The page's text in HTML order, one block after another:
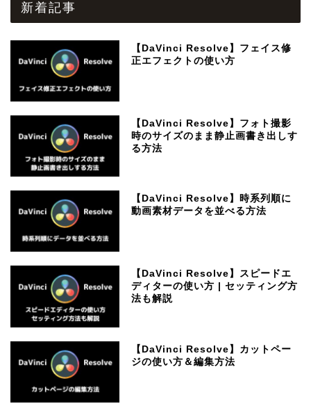
新着記事
【DaVinci Resolve】フェイス修
正エフェクトの使い方
【DaVinci Resolve】フォト撮影
時のサイズのまま静止画書き出しす
る方法
【DaVinci Resolve】時系列順に
動画素材データを並べる方法
【DaVinci Resolve】スピードエ
ディターの使い方 | セッティング方
法も解説
【DaVinci Resolve】カットペー
ジの使い方＆編集方法